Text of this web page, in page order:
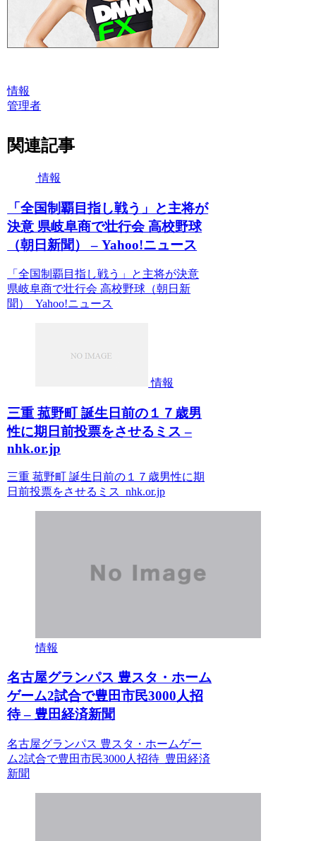
情報
管理者
関連記事
情報
「全国制覇目指し戦う」と主将が
決意 県岐阜商で壮行会 高校野球
（朝日新聞） – Yahoo!ニュース
「全国制覇目指し戦う」と主将が決意
県岐阜商で壮行会 高校野球（朝日新
聞） Yahoo!ニュース
情報
三重 菰野町 誕生日前の１７歳男
性に期日前投票をさせるミス –
nhk.or.jp
三重 菰野町 誕生日前の１７歳男性に期
日前投票をさせるミス nhk.or.jp
情報
名古屋グランパス 豊スタ・ホーム
ゲーム2試合で豊田市民3000人招
待 – 豊田経済新聞
名古屋グランパス 豊スタ・ホームゲー
ム2試合で豊田市民3000人招待 豊田経済
新聞